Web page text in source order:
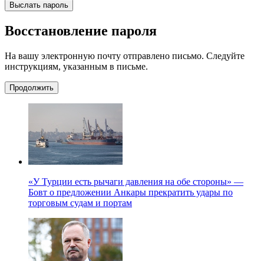
Выслать пароль
Восстановление пароля
На вашу электронную почту отправлено письмо. Следуйте
инструкциям, указанным в письме.
Продолжить
«У Турции есть рычаги давления на обе стороны» —
Бовт о предложении Анкары прекратить удары по
торговым судам и портам